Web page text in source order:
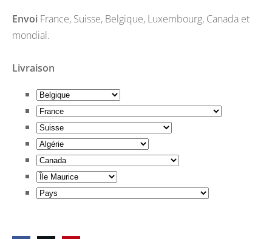
Envoi France, Suisse, Belgique, Luxembourg, Canada et
mondial.
Livraison